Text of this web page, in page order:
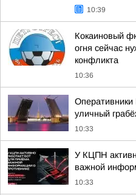
10:39
Кокаиновый
огня сейчас
конфликта
10:36
Оперативники
уличный
10:33
У КЦПН
важной
10:33